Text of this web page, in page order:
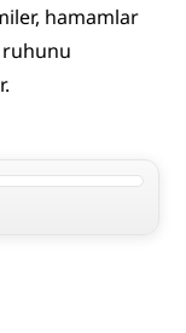
hamamlar
ruhunu